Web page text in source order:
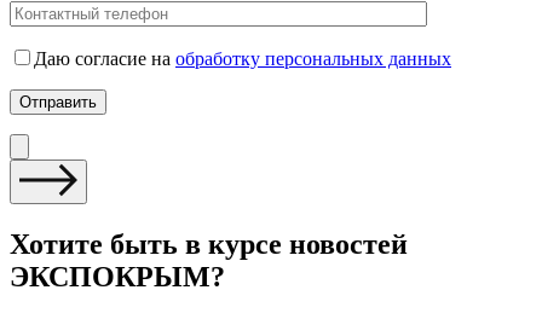
Даю согласие на обработку персональных данных
Хотите быть в курсе новостей
ЭКСПОКРЫМ?